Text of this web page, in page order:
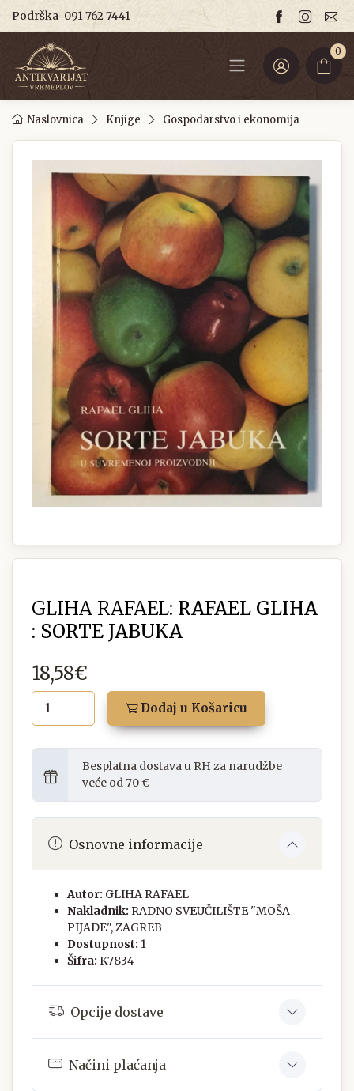
Podrška 091 762 7441
0
Naslovnica Knjige Gospodarstvo i ekonomija
GLIHA RAFAEL: RAFAEL GLIHA
: SORTE JABUKA
18,58€
Dodaj u Košaricu
Besplatna dostava u RH za narudžbe
veće od 70 €
Osnovne informacije
Autor: GLIHA RAFAEL
Nakladnik: RADNO SVEUČILIŠTE "MOŠA
PIJADE", ZAGREB
Dostupnost: 1
Šifra: K7834
Opcije dostave
Načini plaćanja